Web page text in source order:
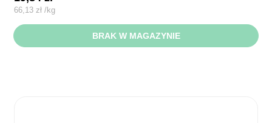
66,13zł /kg
BRAK W MAGAZYNIE